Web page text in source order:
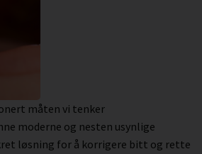
måten vi tenker
moderne og nesten usynlige
løsning for å korrigere bitt og rette